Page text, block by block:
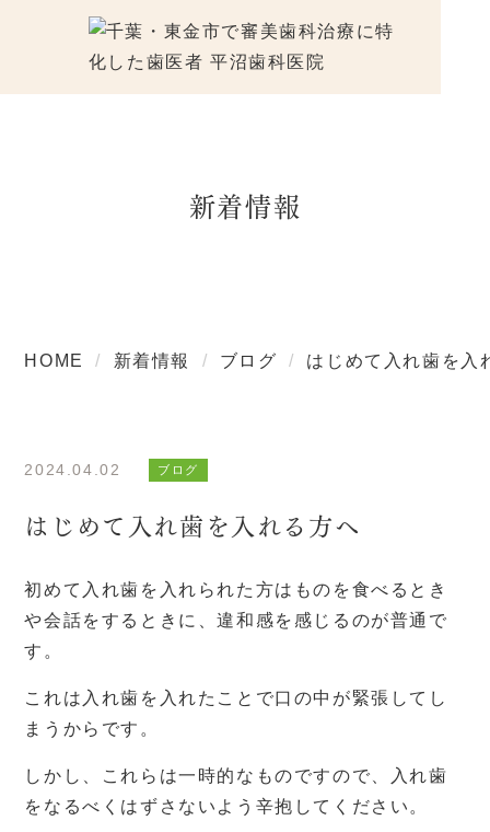
新着情報
HOME 新着情報 ブログ はじめて入れ歯を入
2024.04.02 ブログ
はじめて入れ歯を入れる方へ
初めて入れ歯を入れられた方はものを食べるとき
や会話をするときに、違和感を感じるのが普通で
す。
これは入れ歯を入れたことで口の中が緊張してし
まうからです。
しかし、これらは一時的なものですので、入れ歯
をなるべくはずさないよう辛抱してください。